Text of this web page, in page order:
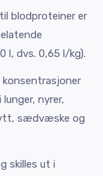
blodproteiner er
l, dvs. 0,65 l/kg).
konsentrasjoner
nyrer,
sædvæske og
skilles ut i